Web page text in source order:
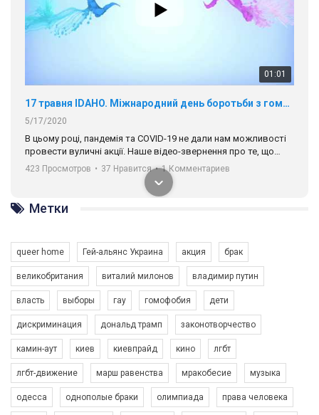
01:01
17 травня IDAHO. Міжнародний день боротьби з гомофобією трансфобією і біфобія.
5/17/2020
В цьому році, пандемія та COVІD-19 не дали нам можливості
провести вуличні акції. Наше відео-звернення про те, що
навіть коли ми у різних містах та не можемо зустрінеться, ми
разом. Ми закликаємо всіх хто поділяє цінності рівності та
солідарності, приєднатися до нас. Регіональні підрозділи
ГАУ є в 16 областях України.
Разом наш голос лунає гучніше!
423 Просмотров • 37 Нравится • 1 Комментариев
Зупинимо насильство проти ЛГБТ в Україні! Stop violence against LGBT in Ukraine!
6/30/2017
Метки
queer home Гей-альянс Украина акция брак
великобритания виталий милонов владимир путин
власть выборы гау гомофобия дети
дискриминация дональд трамп законотворчество
камин-аут киев киевпрайд кино лгбт
лгбт-движение марш равенства мракобесие музыка
одесса однополые браки олимпиада права человека